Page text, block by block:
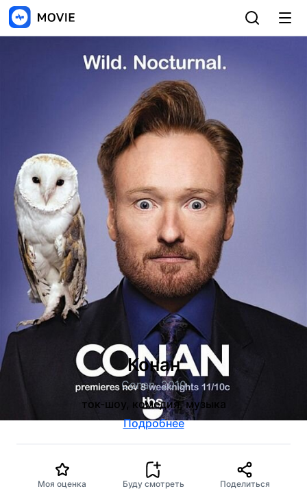
Конан
Conan, 2010
ток-шоу, комедия, музыка
Подробнее
Моя оценка Буду смотреть Поделиться